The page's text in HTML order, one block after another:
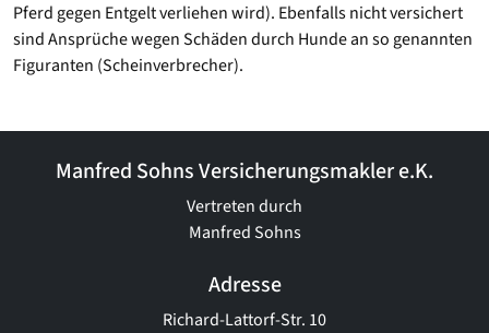
Pferd gegen Entgelt verliehen wird). Ebenfalls nicht versichert
sind Ansprüche wegen Schäden durch Hunde an so genannten
Figuranten (Scheinverbrecher).
Manfred Sohns Versicherungsmakler e.K.
Vertreten durch
Manfred Sohns
Adresse
Richard-Lattorf-Str. 10